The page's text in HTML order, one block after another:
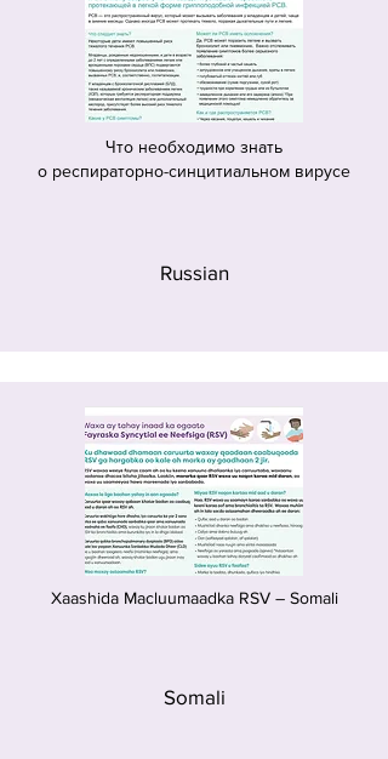
Что необходимо знать
о респираторно-синцитиальном вирусе
Russian
Xaashida Macluumaadka RSV – Somali
Somali